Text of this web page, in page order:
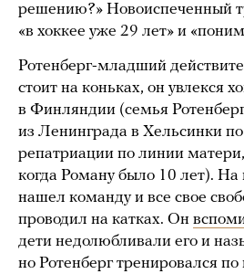
решению?» Новоиспеченный
«в хоккее уже 29 лет» и
Ротенберг-младший
стоит на коньках, он увлекся
в Финляндии (семья
из Ленинграда в Хельсинки
репатриации по линии
когда Роману было 10 лет).
нашел команду и все свое
проводил на катках. Он
дети недолюбливали его и
но Ротенберг тренировался по